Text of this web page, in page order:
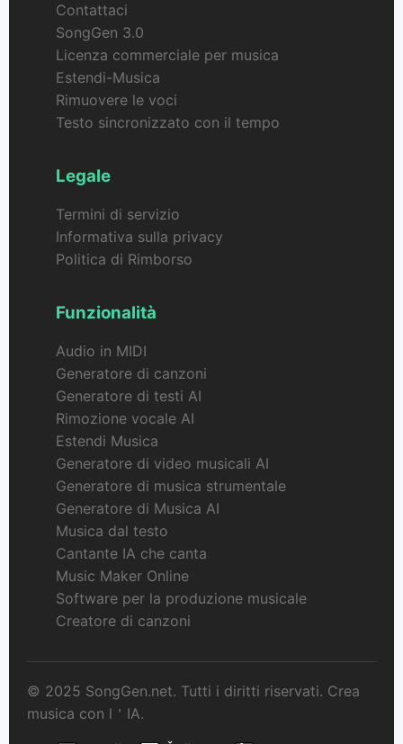
Contattaci
SongGen 3.0
Licenza commerciale per musica
Estendi-Musica
Rimuovere le voci
Testo sincronizzato con il tempo
Legale
Termini di servizio
Informativa sulla privacy
Politica di Rimborso
Funzionalità
Audio in MIDI
Generatore di canzoni
Generatore di testi AI
Rimozione vocale AI
Estendi Musica
Generatore di video musicali AI
Generatore di musica strumentale
Generatore di Musica AI
Musica dal testo
Cantante IA che canta
Music Maker Online
Software per la produzione musicale
Creatore di canzoni
© 2025 SongGen.net. Tutti i diritti riservati. Crea
musica con l＇IA.